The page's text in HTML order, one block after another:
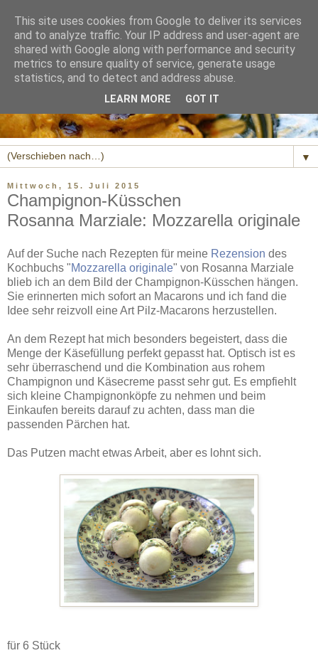
▼
Mittwoch, 15. Juli 2015
Champignon-Küsschen
Rosanna Marziale: Mozzarella originale
Auf der Suche nach Rezepten für meine Rezension des
Kochbuchs "Mozzarella originale" von Rosanna Marziale
blieb ich an dem Bild der Champignon-Küsschen hängen.
Sie erinnerten mich sofort an Macarons und ich fand die
Idee sehr reizvoll eine Art Pilz-Macarons herzustellen.
An dem Rezept hat mich besonders begeistert, dass die
Menge der Käsefüllung perfekt gepasst hat. Optisch ist es
sehr überraschend und die Kombination aus rohem
Champignon und Käsecreme passt sehr gut. Es empfiehlt
sich kleine Champignonköpfe zu nehmen und beim
Einkaufen bereits darauf zu achten, dass man die
passenden Pärchen hat.
Das Putzen macht etwas Arbeit, aber es lohnt sich.
für 6 Stück
This site uses cookies from Google to deliver its services
and to analyze traffic. Your IP address and user-agent are
shared with Google along with performance and security
metrics to ensure quality of service, generate usage
statistics, and to detect and address abuse.
LEARN MORE GOT IT